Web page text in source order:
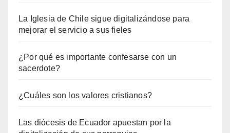
La Iglesia de Chile sigue digitalizándose para
mejorar el servicio a sus fieles
¿Por qué es importante confesarse con un
sacerdote?
¿Cuáles son los valores cristianos?
Las diócesis de Ecuador apuestan por la